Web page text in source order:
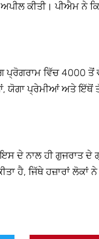
ਕੀਤੀ। ਪੀਐਮ ਨੇ
ਵਿੱਚ 4000 ਤੋਂ
ਯੋਗਾ ਪ੍ਰੇਮੀਆਂ ਅਤੇ ਇੱਥੋਂ
ਦੇ ਨਾਲ ਹੀ ਗੁਜਰਾਤ ਦੇ
ਹੈ, ਜਿੱਥੇ ਹਜ਼ਾਰਾਂ ਲੋਕਾਂ